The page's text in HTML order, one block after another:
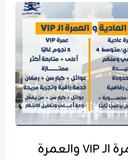
الفرق بين العمرة الـ VIP والعمرة